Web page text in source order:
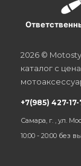
2026 ©
каталог с
+7(985) 427-
Самара, г. , ул.
10:00 - 20:00 без